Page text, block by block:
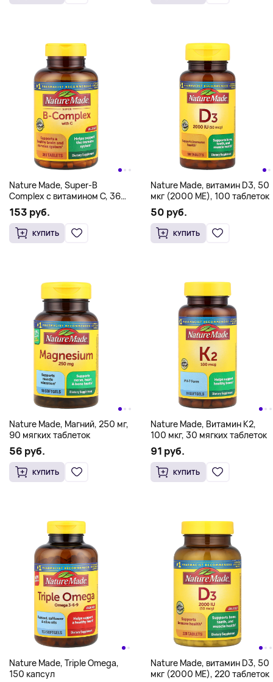
Nature Made, Super-B
Complex с витамином C, 360
таблеток
153 руб.
КУПИТЬ
Nature Made, витамин D3, 50
мкг (2000 МЕ), 100 таблеток
50 руб.
КУПИТЬ
Nature Made, Магний, 250 мг,
90 мягких таблеток
56 руб.
КУПИТЬ
Nature Made, Витамин K2,
100 мкг, 30 мягких таблеток
91 руб.
КУПИТЬ
Nature Made, Triple Omega,
150 капсул
Nature Made, витамин D3, 50
мкг (2000 МЕ), 220 таблеток